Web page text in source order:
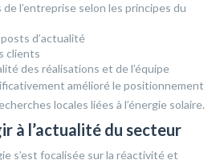
l’entreprise selon les principes du
d’actualité
clients
des réalisations et de l’équipe
amélioré le positionnement
locales liées à l’énergie solaire.
à l’actualité du secteur
s’est focalisée sur la réactivité et